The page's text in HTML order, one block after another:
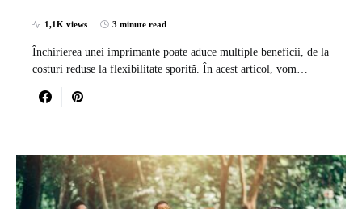
1,1K views 3 minute read
Închirierea unei imprimante poate aduce multiple beneficii, de la
costuri reduse la flexibilitate sporită. În acest articol, vom…